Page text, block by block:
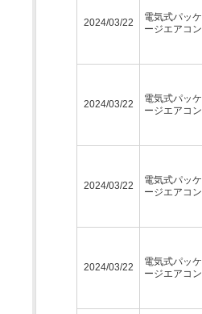
2024/03/22
電気式パッケ
ージエアコン
2024/03/22
電気式パッケ
ージエアコン
2024/03/22
電気式パッケ
ージエアコン
2024/03/22
電気式パッケ
ージエアコン